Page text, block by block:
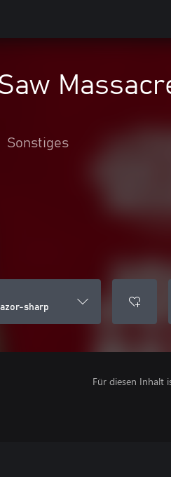
Sonstiges
sharp
Für diesen Inhalt